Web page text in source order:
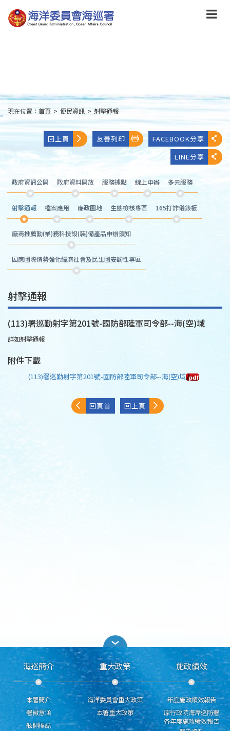
到
主
:::
現在位置： 首頁 > 便民資訊 > 射擊通報
回上頁 友善列印
FACEBOOK分享
LINE分享
政府資訊公開 政府資料開放 服務據點 線上申辦 多元服務
射擊通報 檔案應用 廉政園地 生態檢核專區 165打詐儀錶板
廠商推薦勤(業)務科技設(裝)備產品申辦須知
因應國際情勢強化經濟社會及民生國安韌性專區
射擊通報
(113)署巡勤射字第201號-國防部陸軍司令部--海(空)域
詳如射擊通報
附件下載
(113)署巡勤射字第201號-國防部陸軍司令部--海(空)域
回頁首 回上頁
海巡簡介
本署簡介
署徽意涵
舷側標誌
重大政策
海洋委員會重大政策
本署重大政策
施政績效
年度施政績效報告
原行政院海岸巡防署
各年度施政績效報告